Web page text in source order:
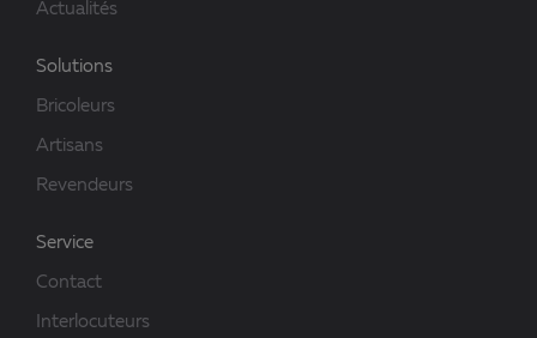
Actualités
Solutions
Bricoleurs
Artisans
Revendeurs
Service
Contact
Interlocuteurs